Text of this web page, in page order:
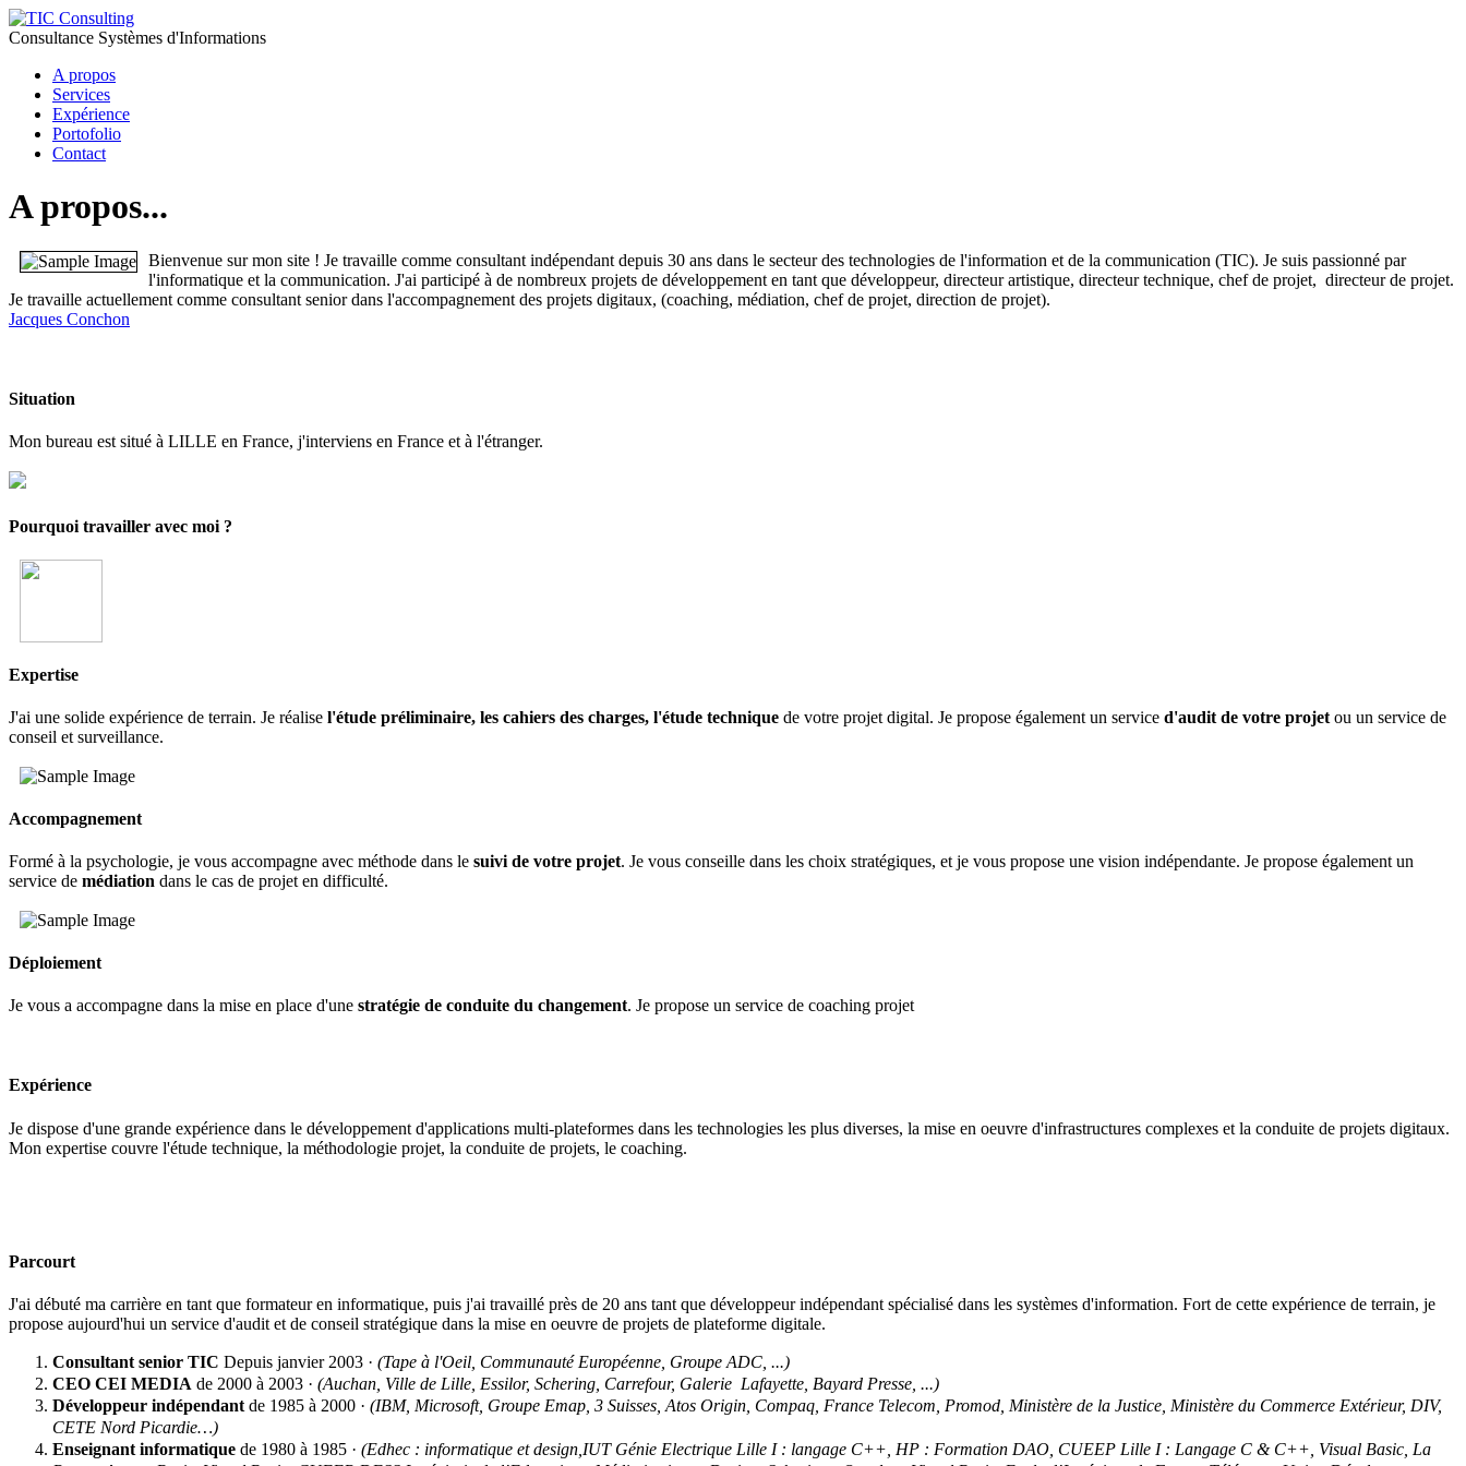
Consultance Systèmes d'Informations
A propos
Services
Expérience
Portofolio
Contact
A propos...
Bienvenue sur mon site ! Je travaille comme consultant indépendant depuis 30 ans dans le secteur des technologies de l'information et de la communication (TIC). Je suis passionné par
l'informatique et la communication. J'ai participé à de nombreux projets de développement en tant que développeur, directeur artistique, directeur technique, chef de projet, directeur de projet.
Je travaille actuellement comme consultant senior dans l'accompagnement des projets digitaux, (coaching, médiation, chef de projet, direction de projet).
Jacques Conchon
Situation
Mon bureau est situé à LILLE en France, j'interviens en France et à l'étranger.
Pourquoi travailler avec moi ?
Expertise
J'ai une solide expérience de terrain. Je réalise l'étude préliminaire, les cahiers des charges, l'étude technique de votre projet digital. Je propose également un service d'audit de votre projetou un service de
conseil et surveillance.
Accompagnement
Formé à la psychologie, je vous accompagne avec méthode dans le suivi de votre projet. Je vous conseille dans les choix stratégiques, et je vous propose une vision indépendante. Je propose également un
service de médiation dans le cas de projet en difficulté.
Déploiement
Je vous a accompagne dans la mise en place d'une stratégie de conduite du changement. Je propose un service de coaching projet
Expérience
Je dispose d'une grande expérience dans le développement d'applications multi-plateformes dans les technologies les plus diverses, la mise en oeuvre d'infrastructures complexes et la conduite de projets digitaux.
Mon expertise couvre l'étude technique, la méthodologie projet, la conduite de projets, le coaching.
Parcourt
J'ai débuté ma carrière en tant que formateur en informatique, puis j'ai travaillé près de 20 ans tant que développeur indépendant spécialisé dans les systèmes d'information. Fort de cette expérience de terrain, je
propose aujourd'hui un service d'audit et de conseil stratégique dans la mise en oeuvre de projets de plateforme digitale.
Consultant senior TIC Depuis janvier 2003 · (Tape à l'Oeil, Communauté Européenne, Groupe ADC, ...)
CEO CEI MEDIA de 2000 à 2003 · (Auchan, Ville de Lille, Essilor, Schering, Carrefour, Galerie Lafayette, Bayard Presse, ...)
Développeur indépendant de 1985 à 2000 · (IBM, Microsoft, Groupe Emap, 3 Suisses, Atos Origin, Compaq, France Telecom, Promod, Ministère de la Justice, Ministère du Commerce Extérieur, DIV,
CETE Nord Picardie…)
Enseignant informatique de 1980 à 1985 · (Edhec : informatique et design,IUT Génie Electrique Lille I : langage C++, HP : Formation DAO, CUEEP Lille I : Langage C & C++, Visual Basic, La